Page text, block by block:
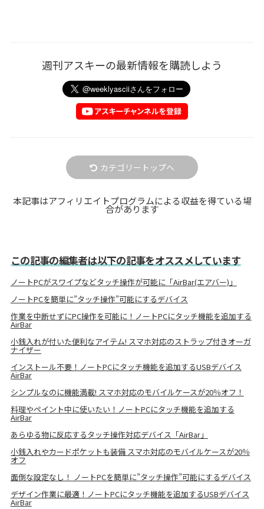
週刊アスキーの最新情報を購読しよう
カテゴリートップへ
本記事はアフィリエイトプログラムによる収益を得ている場
合があります
この記事の編集者は以下の記事をオススメしています
ノートPCがスワイプなどタッチ操作が可能に「AirBar(エアバー)」
ノートPCを簡単に”タッチ操作”可能にするデバイス
作業を中断せずにPC操作を可能に！ノートPCにタッチ機能を追加する
AirBar
小銭入れが付いた便利なアイテム! スマホ対応のストラップ付きオーガ
ナイザー
インストール不要！ノートPCにタッチ機能を追加するUSBデバイス
AirBar
シンプルなのに機能満載! スマホ対応のモバイルケースが20％オフ！
料理やペイント中に使いたい！ノートPCにタッチ機能を追加する
AirBar
あらゆる物に反応するタッチ操作対応デバイス「AirBar」
小銭入れやカードポケットも装備 スマホ対応のモバイルケースが20％
オフ
面倒な設定なし！ ノートPCを簡単に”タッチ操作”可能にするデバイス
デザイン作業に最適！ノートPCにタッチ機能を追加するUSBデバイス
AirBar